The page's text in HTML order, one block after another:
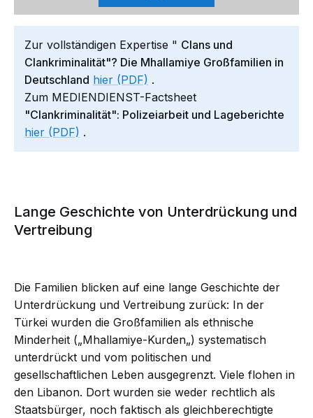
Zur vollständigen Expertise " Clans und
Clankriminalität"? Die Mhallamiye Großfamilien in
Deutschland hier (PDF) .
Zum MEDIENDIENST-Factsheet
"Clankriminalität": Polizeiarbeit und Lageberichte
hier (PDF) .
Lange Geschichte von Unterdrückung und
Vertreibung
Die Familien blicken auf eine lange Geschichte der
Unterdrückung und Vertreibung zurück: In der
Türkei wurden die Großfamilien als ethnische
Minderheit („Mhallamiye-Kurden„) systematisch
unterdrückt und vom politischen und
gesellschaftlichen Leben ausgegrenzt. Viele flohen in
den Libanon. Dort wurden sie weder rechtlich als
Staatsbürger, noch faktisch als gleichberechtigte